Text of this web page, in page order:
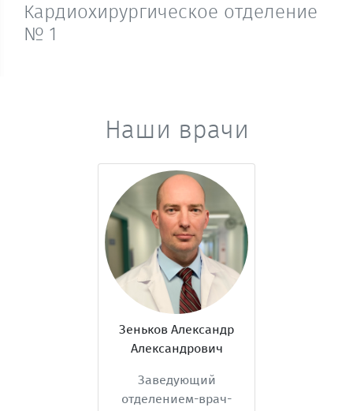
Кардиохирургическое отделение
№ 1
Наши врачи
Зеньков Александр
Александрович
Заведующий
отделением-врач-